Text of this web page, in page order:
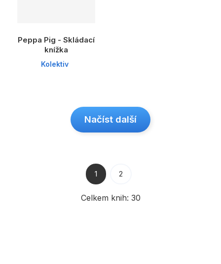
Peppa Pig - Skládací
knížka
Kolektiv
Načíst další
Celkem knih: 30
1 2